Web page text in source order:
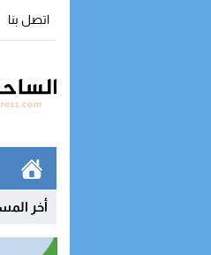
اتصل بنا
أخر
يفكك شبكة رقمية للتحريض على